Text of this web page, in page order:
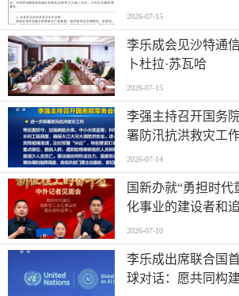
2026-07-15
李乐成会见沙特通
卜杜拉·苏瓦哈
2026-07-15
李强主持召开国务
署防汛抗洪救灾工
2026-07-14
国新办就“勇担时
化事业的建设者和
者见面会
2026-07-10
李乐成出席联合国
球对话：愿共同构